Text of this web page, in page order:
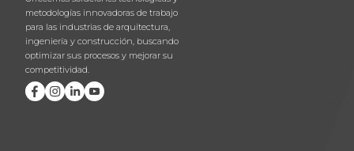
metodologías innovadoras de trabajo
para las industrias de arquitectura,
ingeniería y construcción, buscando
optimizar sus procesos y mejorar su
competitividad.